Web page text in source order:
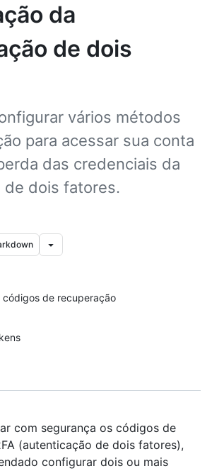
da
de dois
vários métodos
para acessar sua conta
das credenciais da
de dois fatores.
de recuperação
com segurança os códigos de
(autenticação de dois fatores),
configurar dois ou mais